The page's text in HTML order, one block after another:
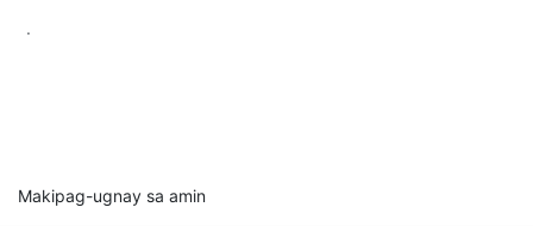
.
Makipag-ugnay sa amin